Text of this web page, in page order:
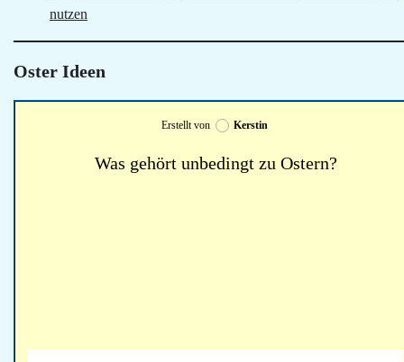
nutzen
Oster Ideen
Erstellt von Kerstin
Was gehört unbedingt zu Ostern?